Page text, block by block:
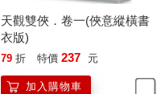
天觀雙俠．卷一(俠意縱橫書
衣版)
79 折 特價 237 元
加入購物車